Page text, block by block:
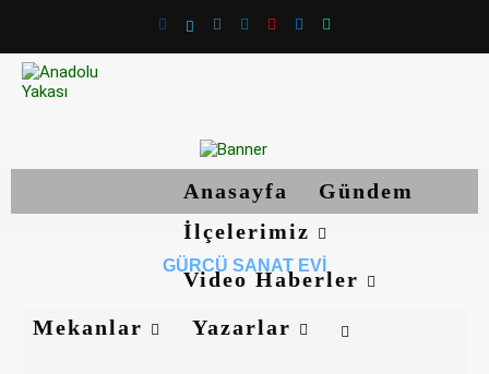
Anasayfa
Gündem
İlçelerimiz
Video Haberler
Mekanlar
Yazarlar
GÜRCÜ SANAT EVI